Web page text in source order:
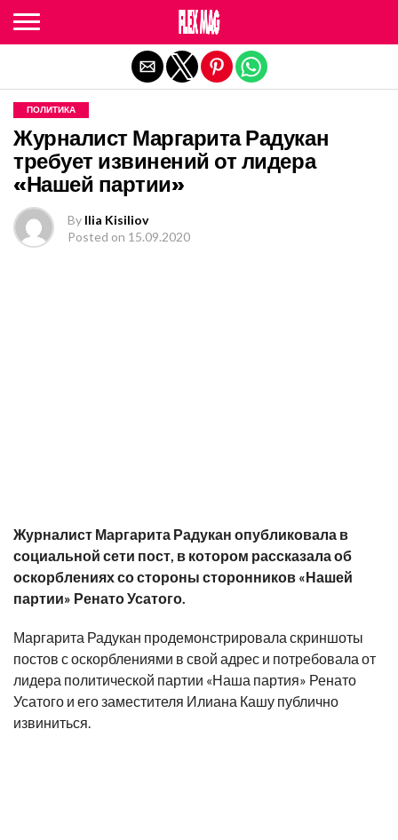
ПОЛИТИКА
Журналист Маргарита Радукан
требует извинений от лидера
«Нашей партии»
By Ilia Kisiliov
Posted on 15.09.2020
Журналист Маргарита Радукан опубликовала в
социальной сети пост, в котором рассказала об
оскорблениях со стороны сторонников «Нашей
партии» Ренато Усатого.
Маргарита Радукан продемонстрировала скриншоты
постов с оскорблениями в свой адрес и потребовала от
лидера политической партии «Наша партия» Ренато
Усатого и его заместителя Илиана Кашу публично
извиниться.
Exit mobile version